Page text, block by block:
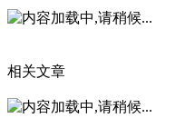
相关文章